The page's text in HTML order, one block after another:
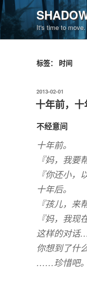
跳
至
内
容
It's time to move.
标签： 时间
发
布
于
2013-02-01
十年前，十
不经意间
十年前。
『妈，我要
『你还小，
十年后。
『孩儿，来
『妈，我现
这样的对话
你想到了什
……珍惜吧。